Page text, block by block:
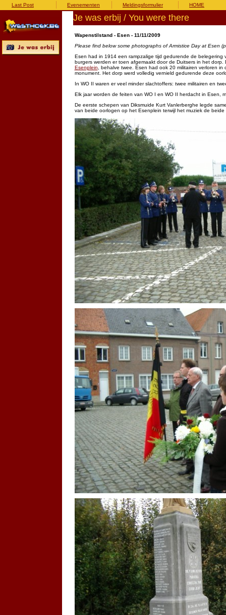
Last Post Evenementen Meldingsformulier HOME
Je was erbij / You were there
Wapenstilstand - Esen - 11/11/2009
Please find below some photographs of Armistice Day at Esen
Esen had in 1914 een rampzalige tijd gedurende de
burgers werden er toen afgemaakt door de Duitsers in het
Esenplein , behalve twee. Esen had ook 20 militairen verloren
monument. Het dorp werd volledig vernield gedurende deze
In WO II waren er veel minder slachtoffers: twee militairen en
Elk jaar worden de feiten van WO I en WO II herdacht in Esen,
De eerste schepen van Diksmuide Kurt Vanlerberghe legde
van beide oorlogen op het Esenplein terwijl het muziek de beide